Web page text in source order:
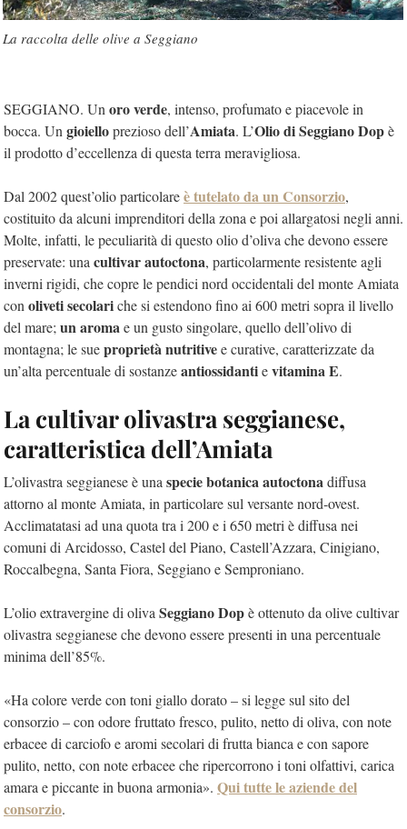
La raccolta delle olive a Seggiano
SEGGIANO. Unoro verde, intenso, profumato e piacevole in
bocca. Ungioielloprezioso dell’Amiata. L’Olio di Seggiano Dopè
il prodotto d’eccellenza di questa terra meravigliosa.
Dal 2002 quest’olio particolareè tutelato da un Consorzio,
costituito da alcuni imprenditori della zona e poi allargatosi negli anni.
Molte, infatti, le peculiarità di questo olio d’oliva che devono essere
preservate: unacultivar autoctona, particolarmente resistente agli
inverni rigidi, che copre le pendici nord occidentali del monte Amiata
conoliveti secolariche si estendono fino ai 600 metri sopra il livello
del mare;un aromae un gusto singolare, quello dell’olivo di
montagna; le sueproprietà nutritivee curative, caratterizzate da
un’alta percentuale di sostanzeantiossidantievitaminaE.
La cultivar olivastra seggianese,
caratteristica dell’Amiata
L’olivastra seggianese è unaspecie botanica autoctonadiffusa
attorno al monte Amiata, in particolare sul versante nord-ovest.
Acclimatatasi ad una quota tra i 200 e i 650 metri è diffusa nei
comuni di Arcidosso, Castel del Piano, Castell’Azzara, Cinigiano,
Roccalbegna, Santa Fiora, Seggiano e Semproniano.
L’olio extravergine di olivaSeggiano Dopè ottenuto da olive cultivar
olivastra seggianese che devono essere presenti in una percentuale
minima dell’85%.
«Ha colore verde con toni giallo dorato – si legge sul sito del
consorzio – con odore fruttato fresco, pulito, netto di oliva, con note
erbacee di carciofo e aromi secolari di frutta bianca e con sapore
pulito, netto, con note erbacee che ripercorrono i toni olfattivi, carica
amara e piccante in buona armonia». Qui tutte le aziende del
consorzio.